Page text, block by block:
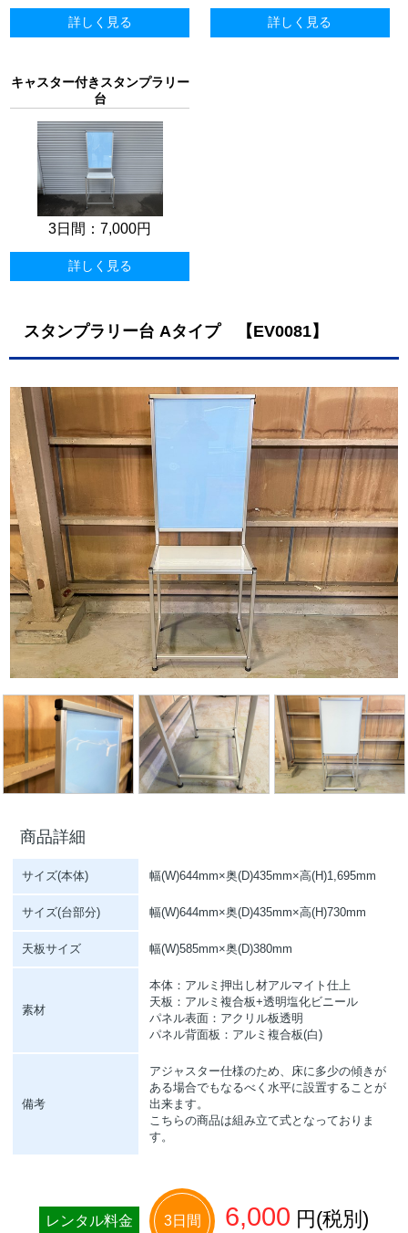
詳しく見る 詳しく見る
キャスター付きスタンプラリー
台
3日間：7,000円
詳しく見る
スタンプラリー台 Aタイプ 【EV0081】
商品詳細
サイズ(本体) 幅(W)644mm×奥(D)435mm×高(H)1,695mm
サイズ(台部分) 幅(W)644mm×奥(D)435mm×高(H)730mm
天板サイズ 幅(W)585mm×奥(D)380mm
素材
本体：アルミ押出し材アルマイト仕上
天板：アルミ複合板+透明塩化ビニール
パネル表面：アクリル板透明
パネル背面板：アルミ複合板(白)
備考
アジャスター仕様のため、床に多少の傾きが
ある場合でもなるべく水平に設置することが
出来ます。
こちらの商品は組み立て式となっておりま
す。
レンタル料金 3日間 6,000 円(税別)